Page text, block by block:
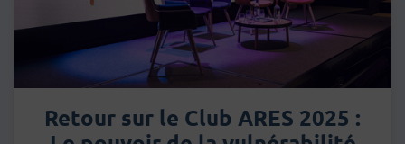
Retour sur le Club ARES 2025 :